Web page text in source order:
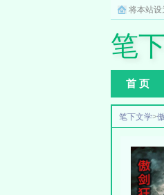
将本站设
笔
首 页
笔下文学>